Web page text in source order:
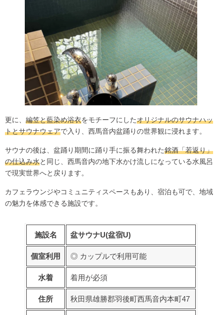
更に、 編笠と藍染め浴衣をモチーフにしたオリジナルのサウナハッ
トとサウナウェアで入り、西馬音内盆踊りの世界観に浸れます。
サウナの後は、盆踊り期間に踊り手に振る舞われた銘酒「若返り」
の仕込み水と同じ、西馬音内の地下水かけ流しになっている水風呂
で現実世界へと戻ります。
カフェラウンジやコミュニティスペースもあり、宿泊も可で、地域
の魅力を体感できる施設です。
施設名 盆サウナU(盆宿U)
個室利用 ◎ カップルで利用可能
水着 着用が必須
住所 秋田県雄勝郡羽後町西馬音内本町47